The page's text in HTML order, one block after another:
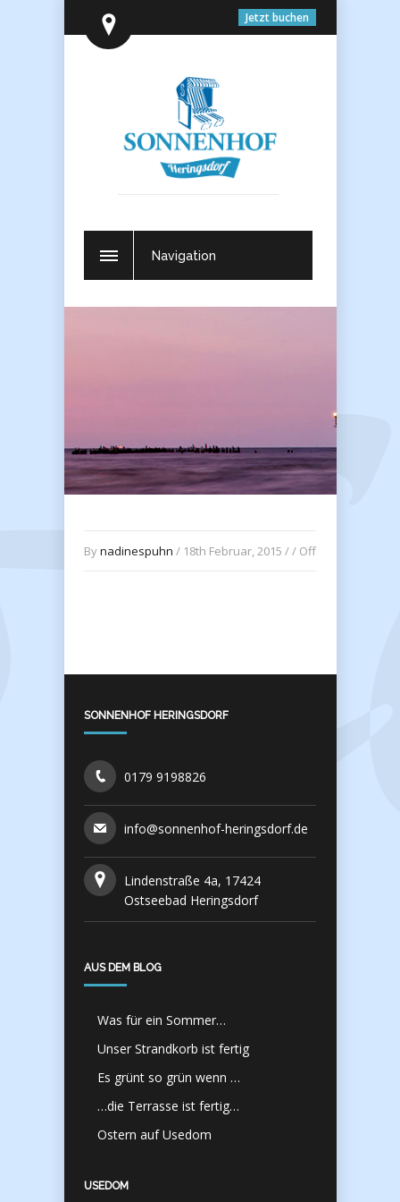
Jetzt buchen
Navigation
Bynadinespuhn / 18th Februar, 2015 / / Off
SONNENHOF HERINGSDORF
0179 9198826
info@sonnenhof-heringsdorf.de
Lindenstraße 4a, 17424
Ostseebad Heringsdorf
AUS DEM BLOG
Was für ein Sommer…
Unser Strandkorb ist fertig
Es grünt so grün wenn …
…die Terrasse ist fertig…
Ostern auf Usedom
USEDOM